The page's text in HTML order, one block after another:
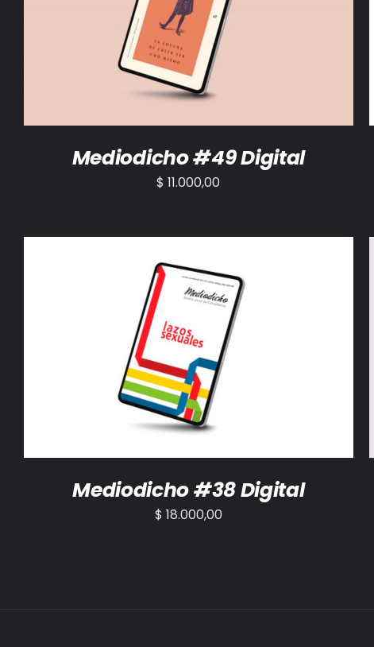
AÑADIR AL CARRITO /
Mediodicho #49 Digital
$ 11.000,00
AÑADIR AL CARRITO /
Mediodicho #38 Digital
$ 18.000,00